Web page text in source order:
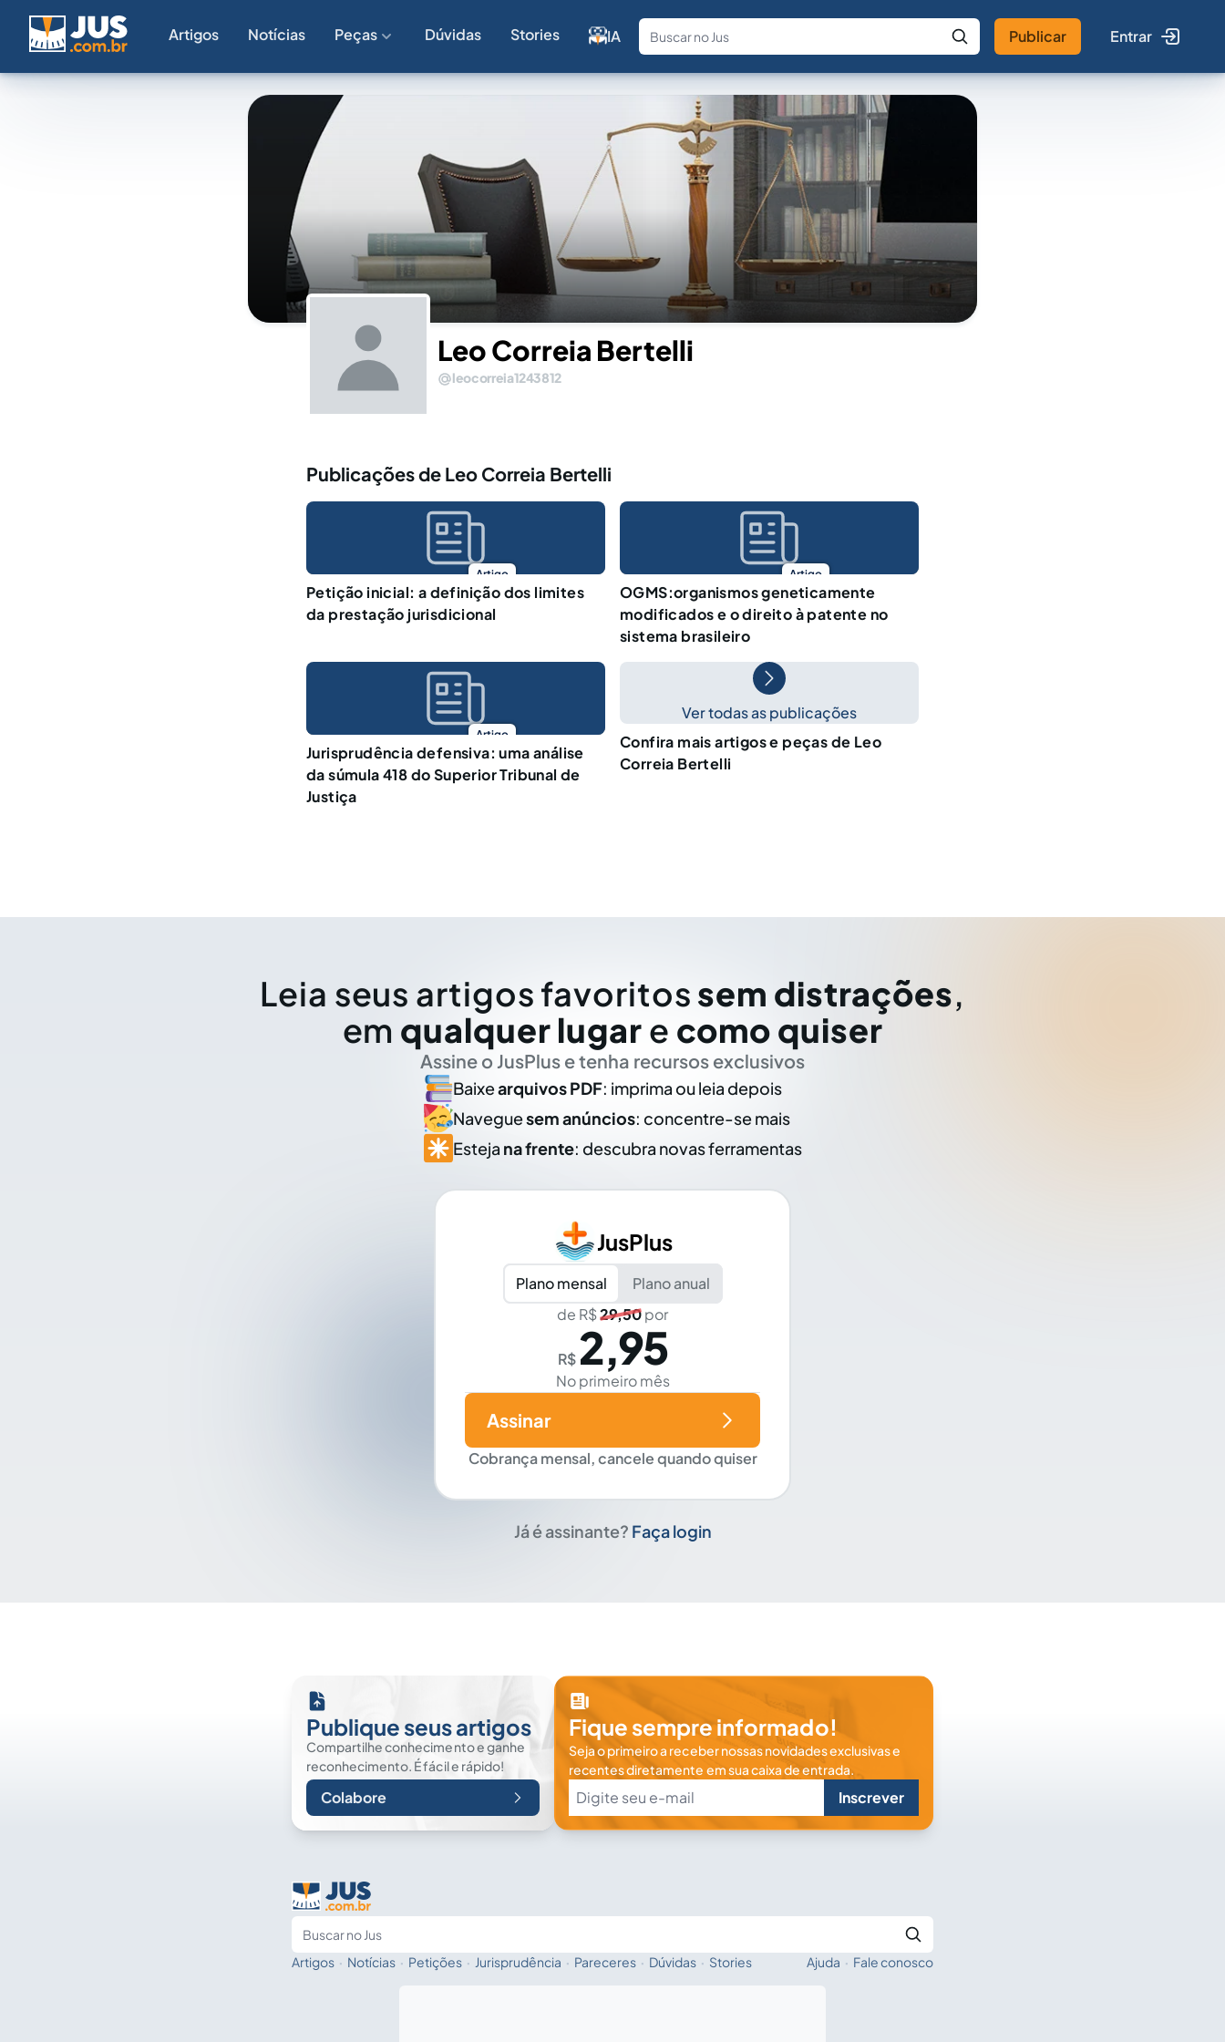
Artigos Notícias Peças Dúvidas Stories IA
Fale com a IA Buscar no Jus
Publicar Entrar
Leo Correia Bertelli
leocorreia1243812
Publicações de Leo Correia Bertelli
Artigo
Petição inicial: a definição dos limites
da prestação jurisdicional
Artigo
OGMS:organismos geneticamente
modificados e o direito à patente no
sistema brasileiro
Artigo
Jurisprudência defensiva: uma análise
da súmula 418 do Superior Tribunal de
Justiça
Ver todas as publicações
Confira mais artigos e peças de Leo
Correia Bertelli
Leia seus artigos favoritos sem distrações,
em qualquer lugar e como quiser
Assine o JusPlus e tenha recursos exclusivos
Baixearquivos PDF: imprima ou leia depois
Naveguesem anúncios: concentre-se mais
Esteja na frente: descubra novas ferramentas
JusPlus
Plano mensal
Plano anual
de R$29,50por
R$ 2,95
No primeiro mês
Cobrança mensal, cancele quando quiser
Assinar
Já é assinante? Faça login
Publique seus artigos
Compartilhe conhecimento e ganhe
reconhecimento. É fácil e rápido!
Colabore
Fique sempre informado!
Seja o primeiro a receber nossas novidades exclusivas e
recentes diretamente em sua caixa de entrada.
Inscrever
Artigos · Notícias · Petições · Jurisprudência · Pareceres · Dúvidas · Stories Ajuda · Fale conosco